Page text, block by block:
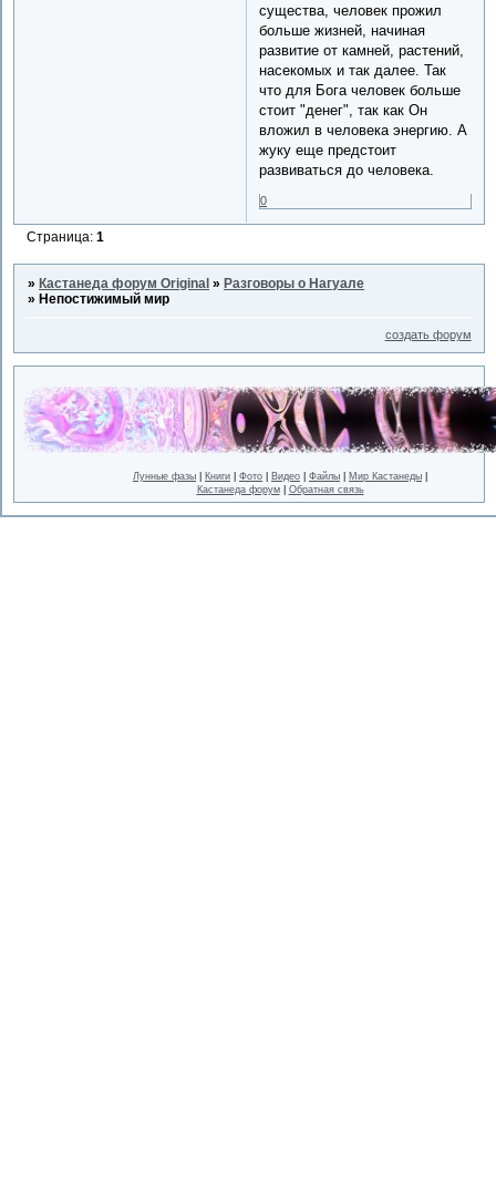
существа, человек прожил
больше жизней, начиная
развитие от камней, растений,
насекомых и так далее. Так
что для Бога человек больше
стоит "денег", так как Он
вложил в человека энергию. А
жуку еще предстоит
развиваться до человека.
0
Страница:1
» Кастанеда форум Original » Разговоры о Нагуале
» Непостижимый мир
создать форум
Лунные фазы Книги Фото Видео Файлы Мир Кастанеды
Кастанеда форум| Обратная связь